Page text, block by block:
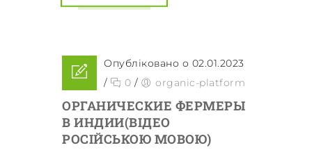
Опубліковано о 02.01.2023
/
0 / organic-platform
ОРГАНИЧЕСКИЕ ФЕРМЕРЫ
В ИНДИИ(ВІДЕО
РОСІЙСЬКОЮ МОВОЮ)